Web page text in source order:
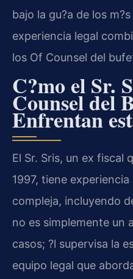
bajo la gu?a de los
experiencia legal
los Of Counsel del
C?mo el Sr.
Counsel del
Enfrentan
El Sr. Sris, un ex fiscal
1997, tiene
compleja, incluyendo
no es simplemente un
casos; ?l supervisa la
equipo legal que